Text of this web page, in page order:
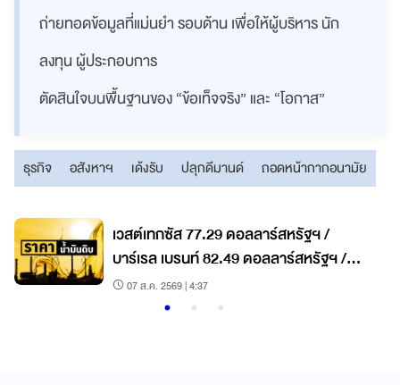
ถ่ายทอดข้อมูลที่แม่นยำ รอบด้าน เพื่อให้ผู้บริหาร นัก
ลงทุน ผู้ประกอบการ
ตัดสินใจบนพื้นฐานของ “ข้อเท็จจริง” และ “โอกาส”
ธุรกิจ อสังหาฯ เด้งรับ ปลุกดีมานด์ ถอดหน้ากากอนามัย
เวสต์เทกซัส 77.29 ดอลลาร์สหรัฐฯ /
บาร์เรล เบรนท์ 82.49 ดอลลาร์สหรัฐฯ /
บาร์เรล
07 ส.ค. 2569 | 4:37